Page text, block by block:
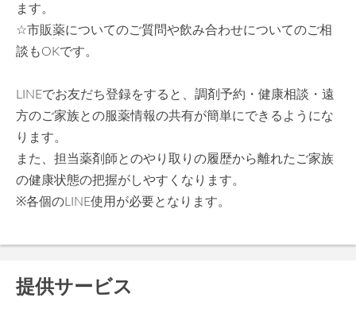
ます。
☆市販薬についてのご質問や飲み合わせについてのご相
談もOKです。
LINEでお友だち登録をすると、調剤予約・健康相談・遠
方のご家族との服薬情報の共有が簡単にできるようにな
ります。
また、担当薬剤師とのやり取りの履歴から離れたご家族
の健康状態の把握がしやすくなります。
※各個のLINE使用が必要となります。
提供サービス